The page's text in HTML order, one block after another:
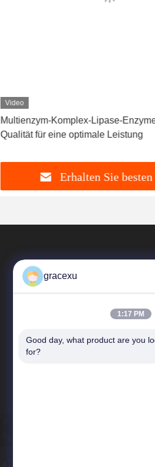
Video
Multienzym-Komplex-Lipase-
Qualität für eine optimale Leistung
Erhalten Sie besten
Schnelle
gracexu
1:17 PM
Good day, what product are you
for?